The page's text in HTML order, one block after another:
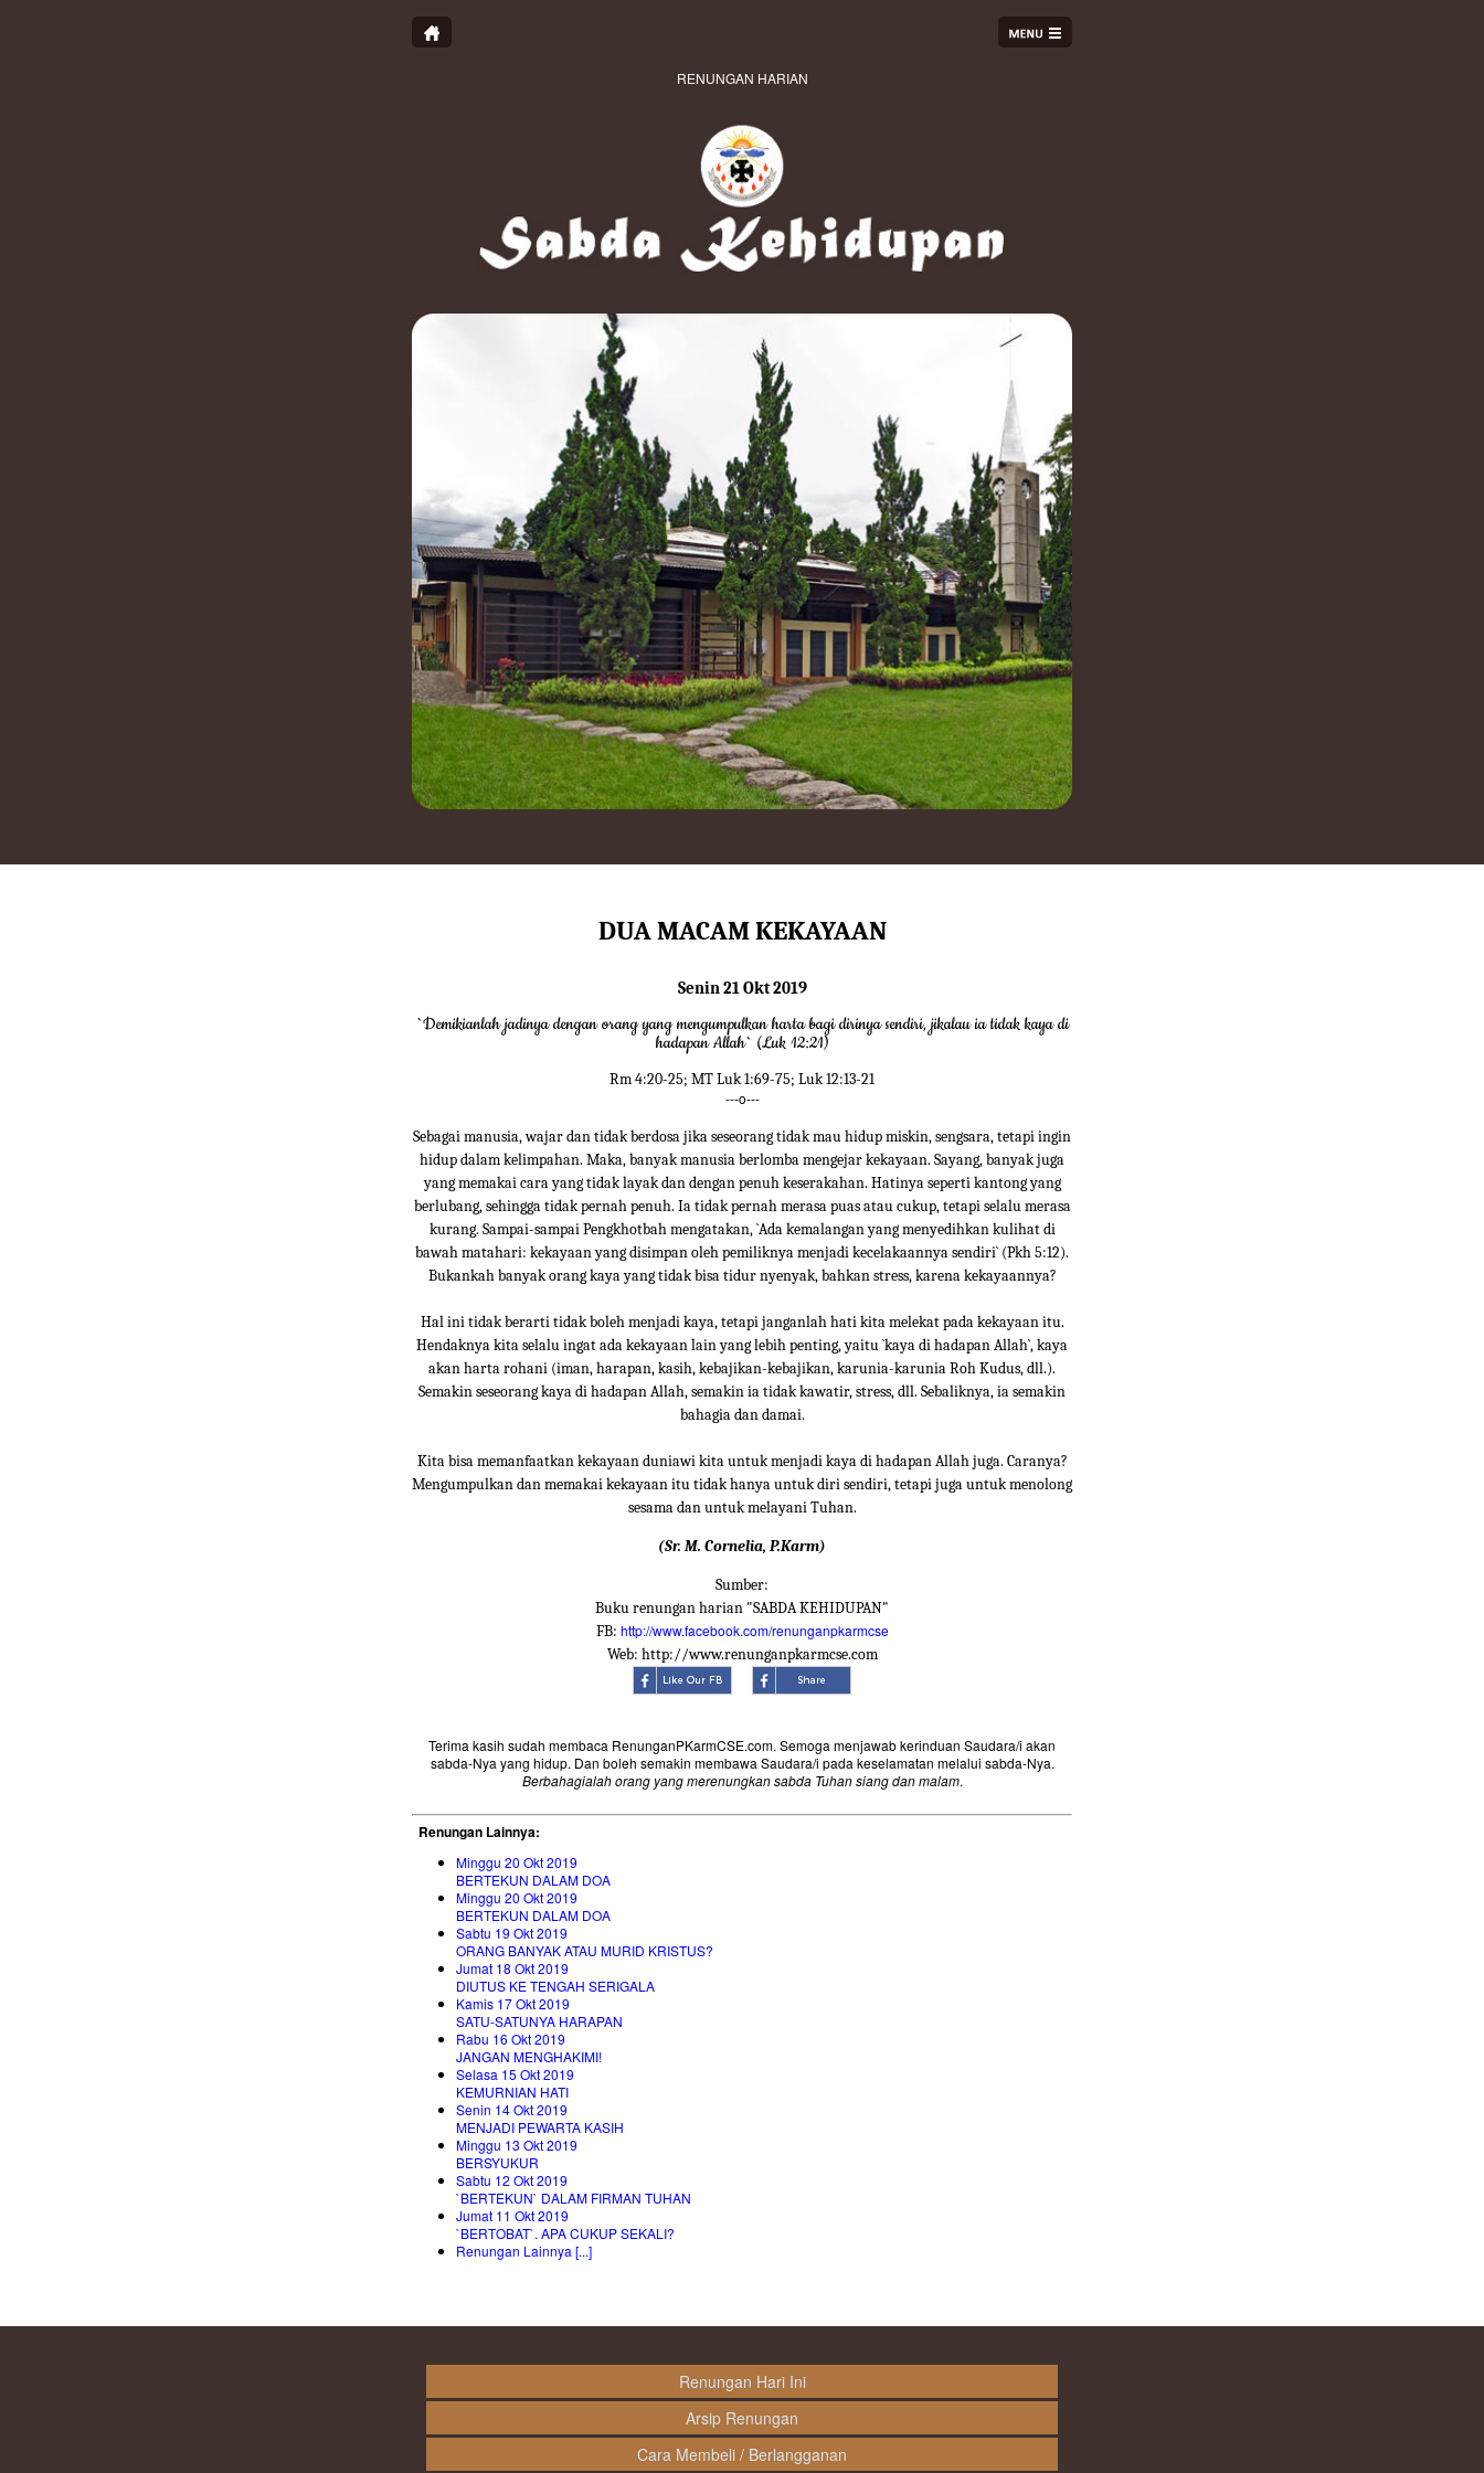
RENUNGAN HARIAN
DUA MACAM KEKAYAAN
Senin 21 Okt 2019
`Demikianlah jadinya dengan orang yang mengumpulkan harta bagi dirinya sendiri, jikalau ia tidak kaya di
hadapan Allah` (Luk 12:21)
Rm 4:20-25; MT Luk 1:69-75; Luk 12:13-21
---o---
Sebagai manusia, wajar dan tidak berdosa jika seseorang tidak mau hidup miskin, sengsara, tetapi ingin
hidup dalam kelimpahan. Maka, banyak manusia berlomba mengejar kekayaan. Sayang, banyak juga
yang memakai cara yang tidak layak dan dengan penuh keserakahan. Hatinya seperti kantong yang
berlubang, sehingga tidak pernah penuh. Ia tidak pernah merasa puas atau cukup, tetapi selalu merasa
kurang. Sampai-sampai Pengkhotbah mengatakan, `Ada kemalangan yang menyedihkan kulihat di
bawah matahari: kekayaan yang disimpan oleh pemiliknya menjadi kecelakaannya sendiri` (Pkh 5:12).
Bukankah banyak orang kaya yang tidak bisa tidur nyenyak, bahkan stress, karena kekayaannya?
Hal ini tidak berarti tidak boleh menjadi kaya, tetapi janganlah hati kita melekat pada kekayaan itu.
Hendaknya kita selalu ingat ada kekayaan lain yang lebih penting, yaitu `kaya di hadapan Allah`, kaya
akan harta rohani (iman, harapan, kasih, kebajikan-kebajikan, karunia-karunia Roh Kudus, dll.).
Semakin seseorang kaya di hadapan Allah, semakin ia tidak kawatir, stress, dll. Sebaliknya, ia semakin
bahagia dan damai.
Kita bisa memanfaatkan kekayaan duniawi kita untuk menjadi kaya di hadapan Allah juga. Caranya?
Mengumpulkan dan memakai kekayaan itu tidak hanya untuk diri sendiri, tetapi juga untuk menolong
sesama dan untuk melayani Tuhan.
(Sr. M. Cornelia, P.Karm)
Sumber:
Buku renungan harian "SABDA KEHIDUPAN"
FB: http://www.facebook.com/renunganpkarmcse
Web: http://www.renunganpkarmcse.com
Terima kasih sudah membaca RenunganPKarmCSE.com. Semoga menjawab kerinduan Saudara/i akan
sabda-Nya yang hidup. Dan boleh semakin membawa Saudara/i pada keselamatan melalui sabda-Nya.
Berbahagialah orang yang merenungkan sabda Tuhan siang dan malam.
Renungan Lainnya:
Minggu 20 Okt 2019
BERTEKUN DALAM DOA
Minggu 20 Okt 2019
BERTEKUN DALAM DOA
Sabtu 19 Okt 2019
ORANG BANYAK ATAU MURID KRISTUS?
Jumat 18 Okt 2019
DIUTUS KE TENGAH SERIGALA
Kamis 17 Okt 2019
SATU-SATUNYA HARAPAN
Rabu 16 Okt 2019
JANGAN MENGHAKIMI!
Selasa 15 Okt 2019
KEMURNIAN HATI
Senin 14 Okt 2019
MENJADI PEWARTA KASIH
Minggu 13 Okt 2019
BERSYUKUR
Sabtu 12 Okt 2019
`BERTEKUN` DALAM FIRMAN TUHAN
Jumat 11 Okt 2019
`BERTOBAT`. APA CUKUP SEKALI?
Renungan Lainnya [...]
Renungan Hari Ini
Arsip Renungan
Cara Membeli / Berlangganan